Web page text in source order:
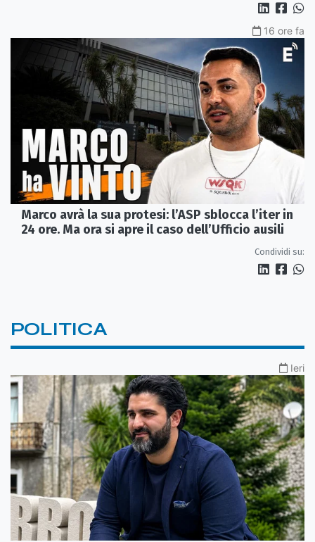
16 ore fa
Marco avrà la sua protesi: l’ASP sblocca l’iter in
24 ore. Ma ora si apre il caso dell’Ufficio ausili
Condividi su:
POLITICA
Ieri